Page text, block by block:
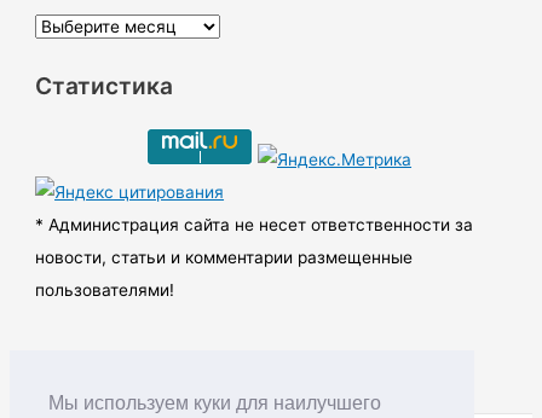
Мы используем куки для наилучшего
А
х
ы
Статистика
* Администрация сайта не несет ответственности за
новости, статьи и комментарии размещенные
пользователями!